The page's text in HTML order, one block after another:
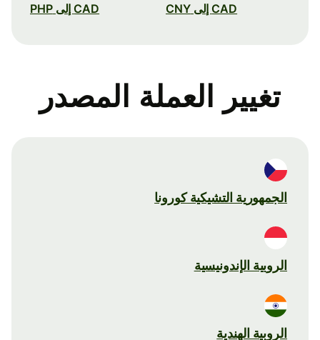
CAD إلى CNY CAD إلى PHP
تغيير العملة المصدر
الجمهورية التشيكية كورونا
الروبية الإندونيسية
الروبية الهندية